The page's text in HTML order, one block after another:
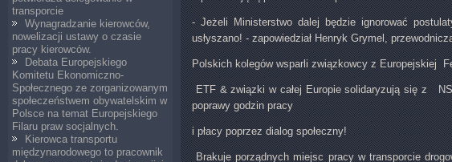
transporcie
Wynagradzanie kierowców,
nowelizacji ustawy o czasie
pracy kierowców.
Debata Europejskiego
Komitetu Ekonomiczno-
Społecznego ze zorganizowanym
społeczeństwem obywatelskim w
Polsce na temat Europejskiego
Filaru praw socjalnych.
Kierowca transportu
międzynarodowego to pracownik
- Jeżeli Ministerstwo dalej będzie ignorować
usłyszano! - zapowiedział Henryk Grymel,
Polskich kolegów wsparli związkowcy z Europejskiej
ETF & związki w całej Europie solidaryzują się z
poprawy godzin pracy
i płacy poprzez dialog społeczny!
Brakuje porządnych miejsc pracy w transporcie